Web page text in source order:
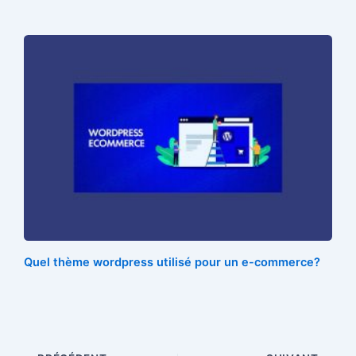
Quel thème wordpress utilisé pour un e-commerce?